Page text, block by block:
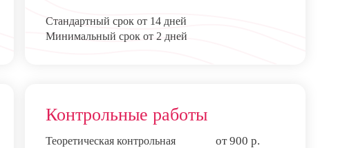
Стандартный срок от 14 дней
Минимальный срок от 2 дней
Контрольные работы
Теоретическая контрольная от 900 р.